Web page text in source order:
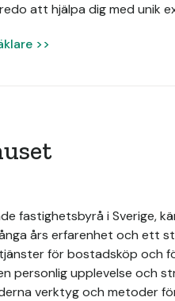
att hjälpa dig med unik
>>
fastighetsbyrå i Sverige,
års erfarenhet och ett
för bostadsköp och
personlig upplevelse och
verktyg och metoder